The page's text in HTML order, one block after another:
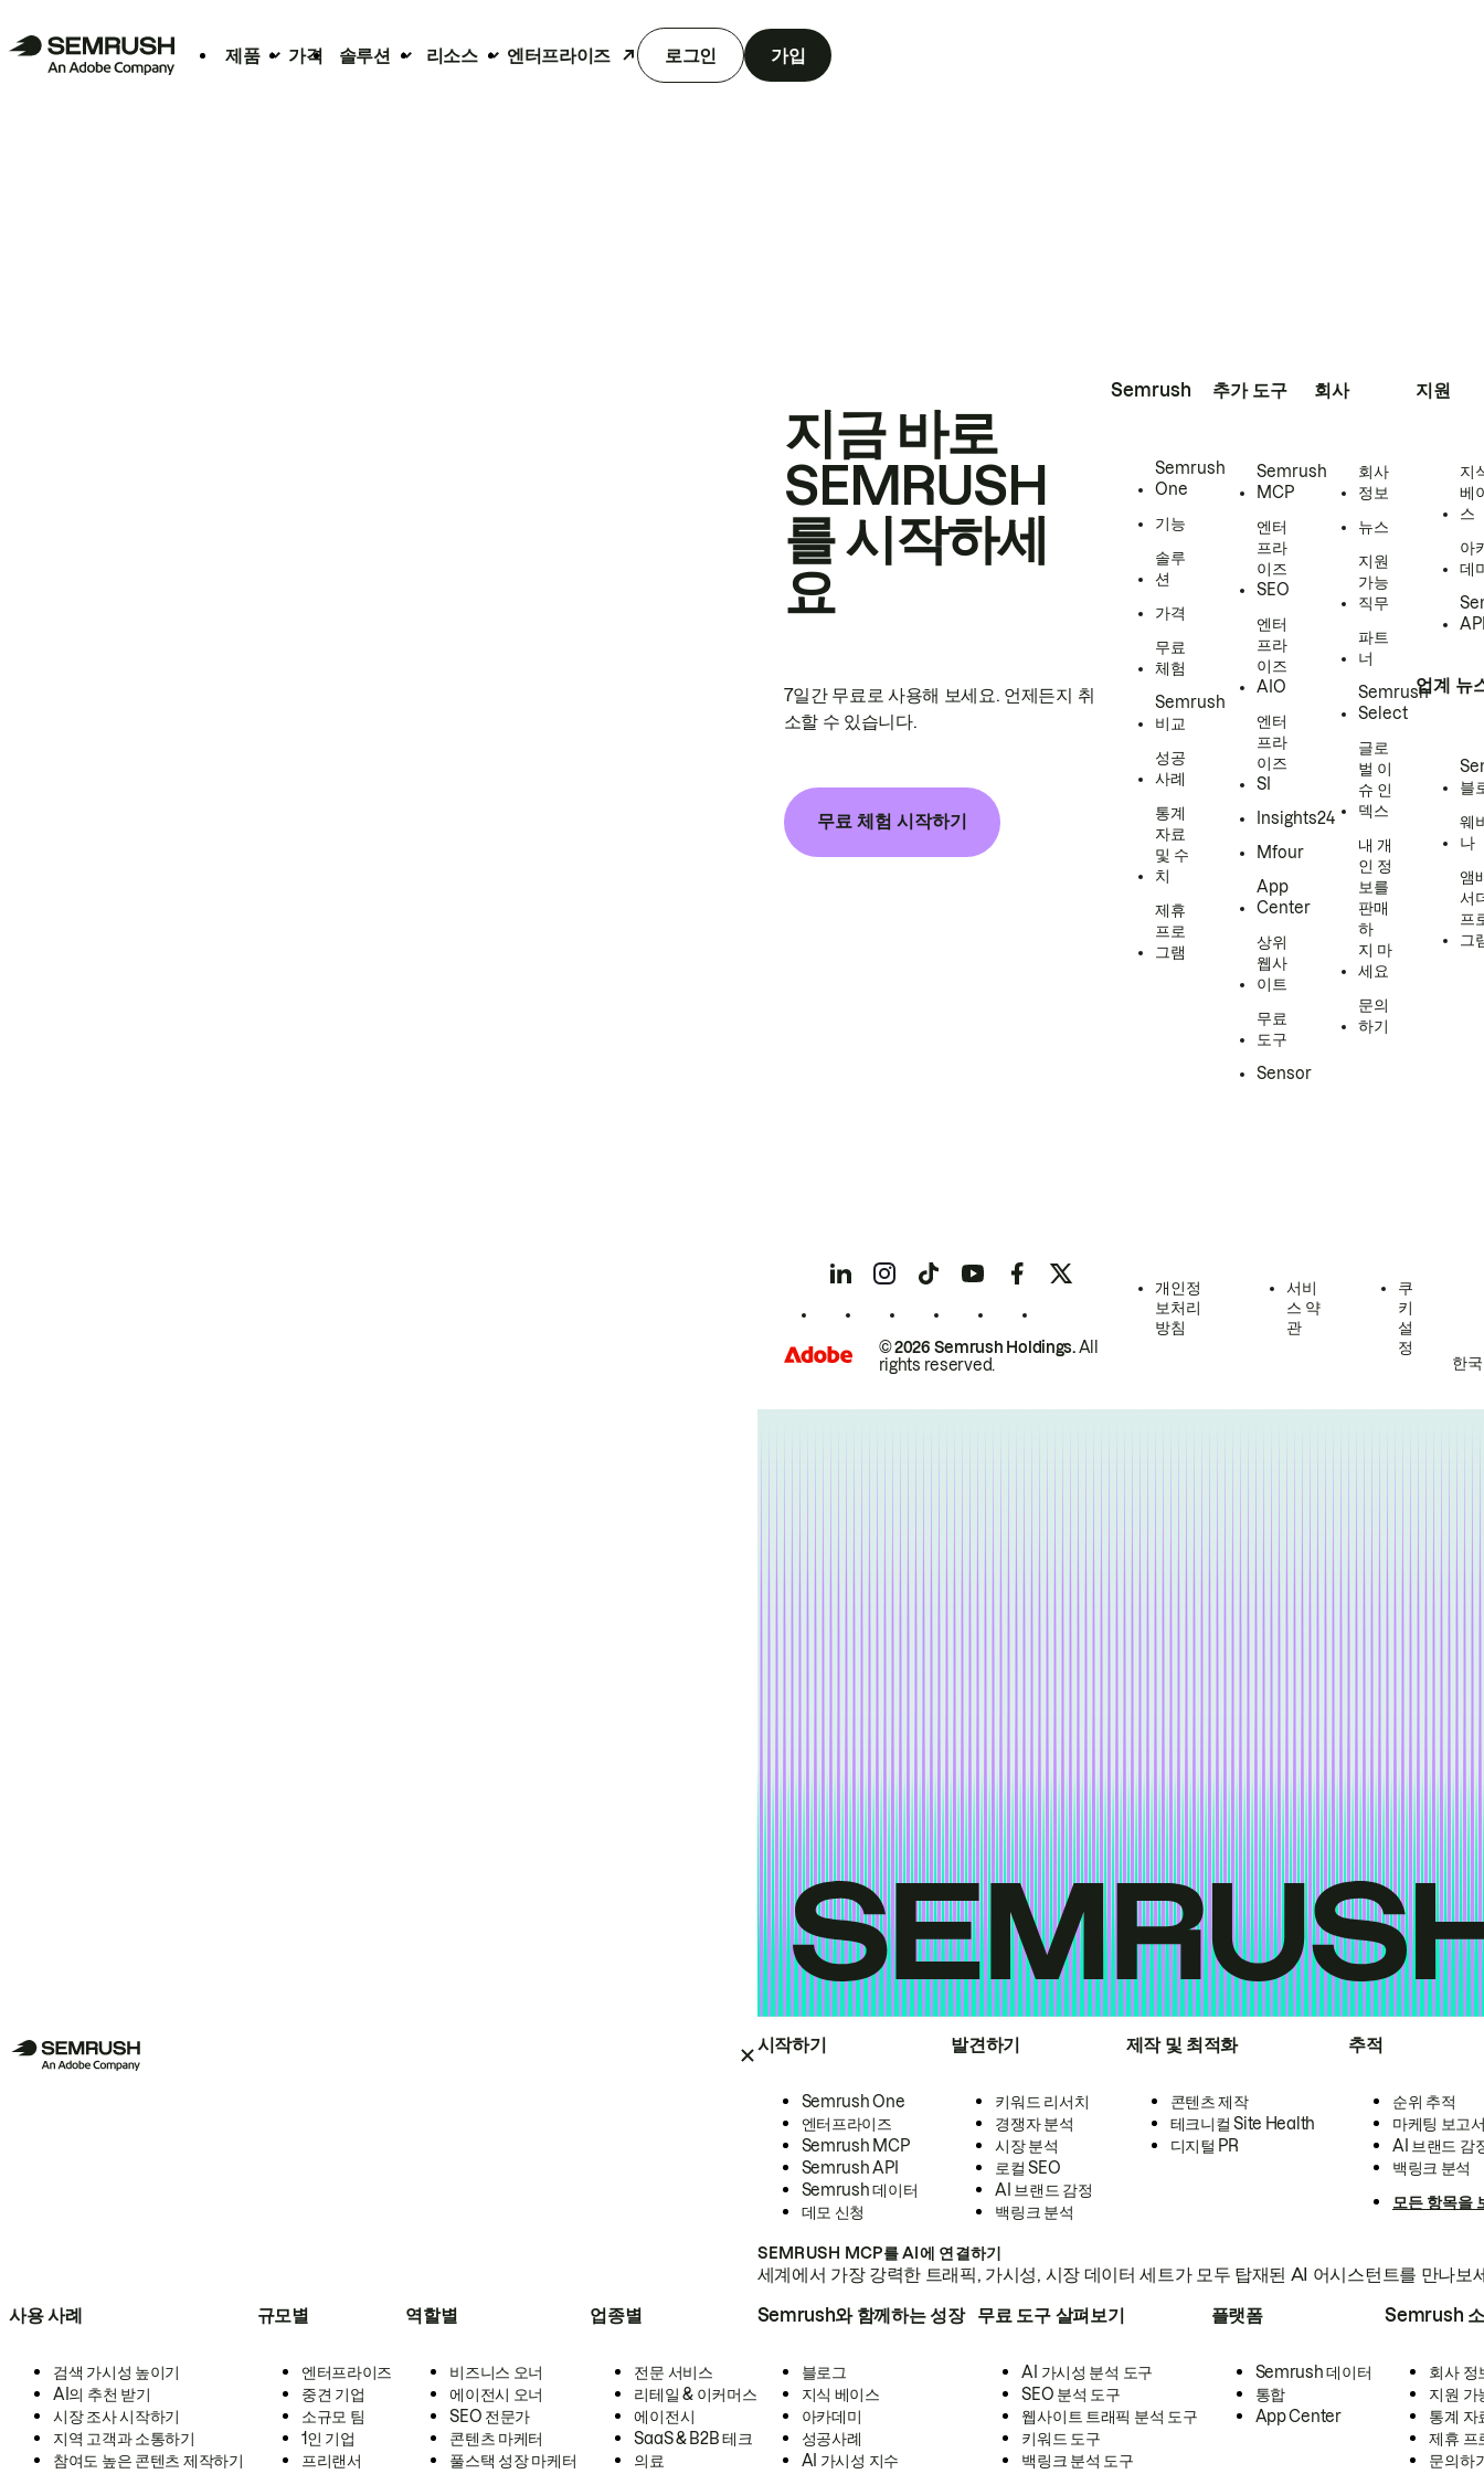
제품 가격 솔루션 리소스 엔터프라이즈 로그인 가입
시작하기
Semrush One
엔터프라이즈
Semrush MCP
Semrush API
Semrush 데이터
데모 신청
발견하기
키워드 리서치
경쟁자 분석
시장 분석
로컬 SEO
AI 브랜드 감정
백링크 분석
제작 및 최적화
콘텐츠 제작
테크니컬 Site Health
디지털 PR
추적
순위 추적
마케팅 보고
AI 브랜드 감
백링크 분석
모든 항목을
SEMRUSH MCP를 AI에 연결하기
세계에서 가장 강력한 트래픽, 가시성, 시장 데이터 세트가 모두 탑재된 AI 어시스턴트를 만나보
사용 사례
검색 가시성 높이기
AI의 추천 받기
시장 조사 시작하기
지역 고객과 소통하기
참여도 높은 콘텐츠 제작하기
규모별
엔터프라이즈
중견 기업
소규모 팀
1인 기업
프리랜서
역할별
비즈니스 오너
에이전시 오너
SEO 전문가
콘텐츠 마케터
풀스택 성장 마케터
업종별
전문 서비스
리테일 & 이커머스
에이전시
SaaS & B2B 테크
의료
Semrush와 함께하는 성장
블로그
지식 베이스
아카데미
성공사례
AI 가시성 지수
무료 도구 살펴보기
AI 가시성 분석 도구
SEO 분석 도구
웹사이트 트래픽 분석 도구
키워드 도구
백링크 분석 도구
플랫폼
Semrush 데이터
통합
App Center
Semrush
회사 정
지원 가
통계 자
제휴 프
문의하
지금 바로
SEMRUSH
를 시작하세
요
7일간 무료로 사용해 보세요. 언제든지 취
소할 수 있습니다.
무료 체험 시작하기
Semrush
Semrush
One
기능
솔루
션
가격
무료
체험
Semrush
비교
성공
사례
통계
자료
및 수
치
제휴
프로
그램
추가 도구
Semrush
MCP
엔터
프라
이즈
SEO
엔터
프라
이즈
AIO
엔터
프라
이즈
SI
Insights24
Mfour
App
Center
상위
웹사
이트
무료
도구
Sensor
회사
회사
정보
뉴스
지원
가능
직무
파트
너
Semrush
Select
글로
벌 이
슈 인
덱스
내 개
인 정
보를
판매
하
지 마
세요
문의
하기
지원
지
베
스
아
데
업계 뉴
블
웨
나
앰
서
프
그
© 2026 Semrush Holdings.All
rights reserved.
개인정
보처리
방침
서비
스 약
관
쿠
키
설
정
한